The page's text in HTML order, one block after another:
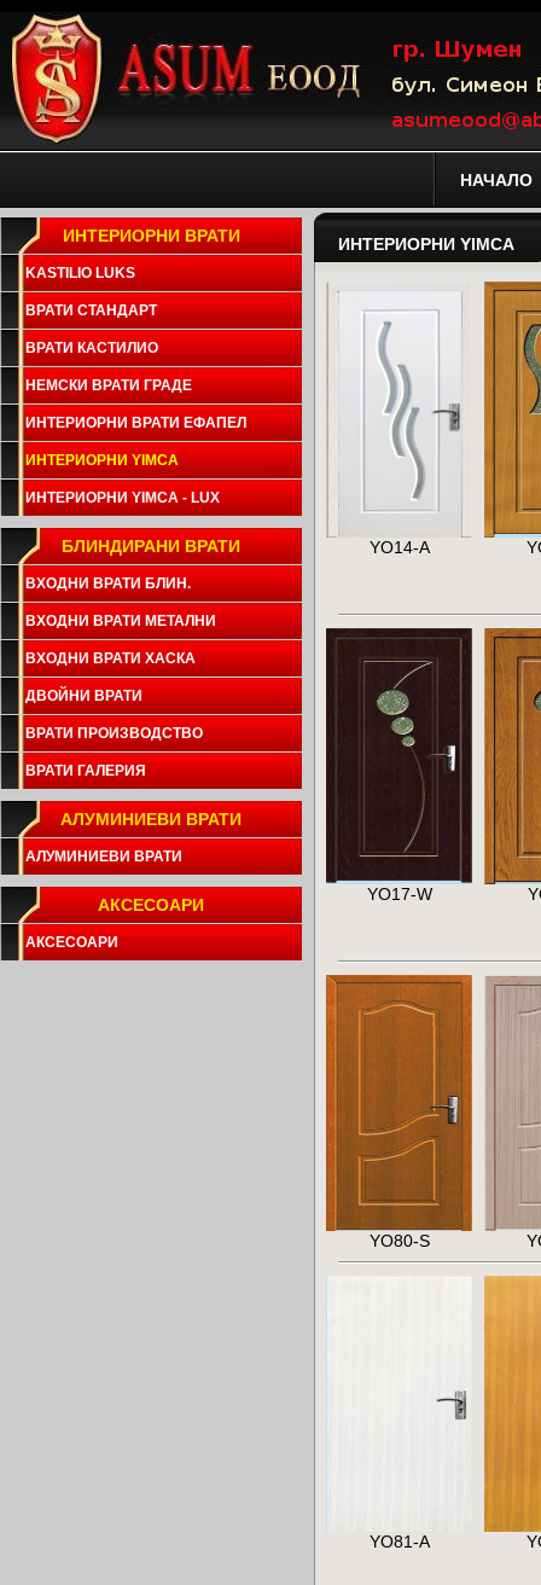
НАЧАЛО
ИНТЕРИОРНИ ВРАТИ
KASTILIO LUKS
ВРАТИ СТАНДАРТ
ВРАТИ КАСТИЛИО
НЕМСКИ ВРАТИ ГРАДЕ
ИНТЕРИОРНИ ВРАТИ ЕФАПЕЛ
ИНТЕРИОРНИ YIMCA
ИНТЕРИОРНИ YIMCA - LUX
БЛИНДИРАНИ ВРАТИ
ВХОДНИ ВРАТИ БЛИН.
ВХОДНИ ВРАТИ МЕТАЛНИ
ВХОДНИ ВРАТИ ХАСКА
ДВОЙНИ ВРАТИ
ВРАТИ ПРОИЗВОДСТВО
ВРАТИ ГАЛЕРИЯ
АЛУМИНИЕВИ ВРАТИ
АЛУМИНИЕВИ ВРАТИ
АКСЕСОАРИ
АКСЕСОАРИ
ИНТЕРИОРНИ YIMCA
YO14-A
YO17-W
YO80-S
YO81-A